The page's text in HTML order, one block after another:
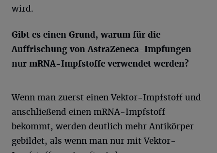
wird.
Gibt es einen Grund, warum für die
Auffrischung von AstraZeneca-Impfungen
nur mRNA-Impfstoffe verwendet werden?
Wenn man zuerst einen Vektor-Impfstoff und
anschließend einen mRNA-Impfstoff
bekommt, werden deutlich mehr Antikörper
gebildet, als wenn man nur mit Vektor-